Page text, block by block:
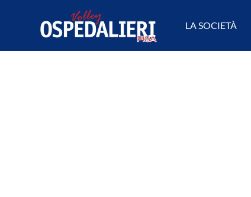
LA SOCIETÀ